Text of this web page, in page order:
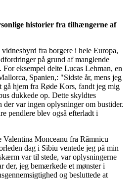
historier fra tilhængerne af
fra borgere i hele Europa,
på grund af manglende
eksempel delte Lucas Lehman, en
Spanien,: "Sidste år, mens jeg
gå hjem fra Røde Kors, fandt jeg mig
dukkede op. Dette skyldtes
der var ingen oplysninger om bustider.
pendlere blev også efterladt i
Valentina Monceanu fra Râmnicu
dag i Sibiu ventede jeg på min
var til stede, var oplysningerne
der, jeg bemærkede et mønster i
og besluttede at